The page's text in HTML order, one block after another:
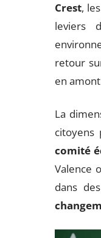
Crest, les
leviers
retour
en
La
citoyens
comité
Valence
dans